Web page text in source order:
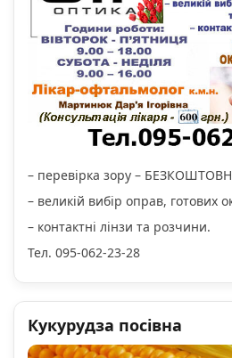
– перевірка зору –
– великій вибір оправ, готових
– контактні лінзи та розчини.
Тел. 095-062-23-28
Кукурудза посівна